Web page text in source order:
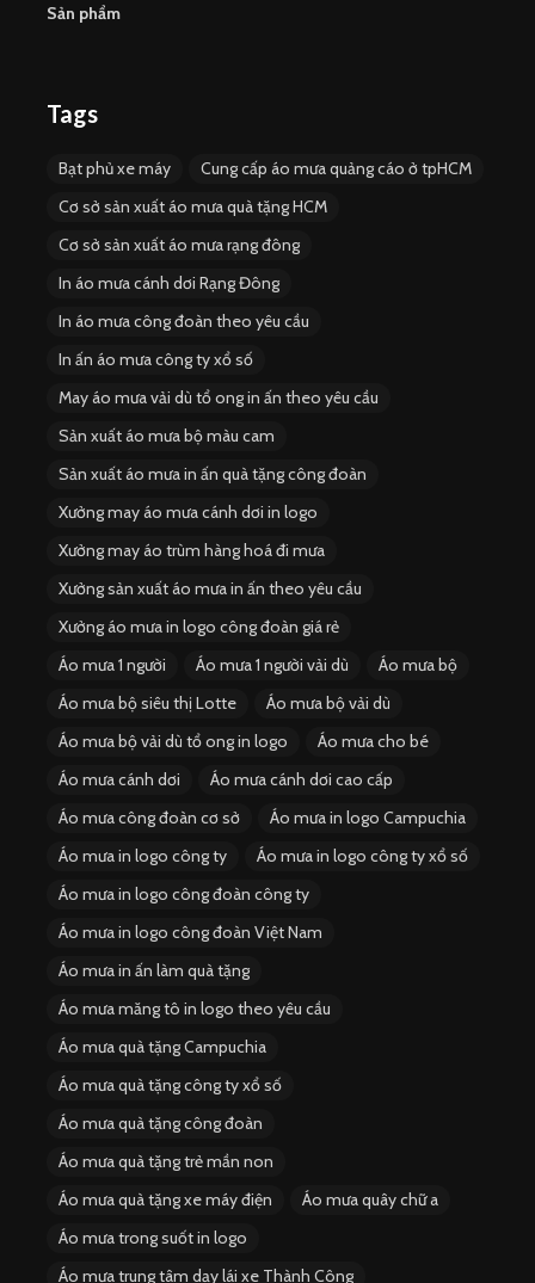
Sản phẩm
Tags
Bạt phủ xe máy
Cung cấp áo mưa quảng cáo ở tpHCM
Cơ sở sản xuất áo mưa quà tặng HCM
Cơ sở sản xuất áo mưa rạng đông
In áo mưa cánh dơi Rạng Đông
In áo mưa công đoàn theo yêu cầu
In ấn áo mưa công ty xổ số
May áo mưa vải dù tổ ong in ấn theo yêu cầu
Sản xuất áo mưa bộ màu cam
Sản xuất áo mưa in ấn quà tặng công đoàn
Xưởng may áo mưa cánh dơi in logo
Xưởng may áo trùm hàng hoá đi mưa
Xưởng sản xuất áo mưa in ấn theo yêu cầu
Xưởng áo mưa in logo công đoàn giá rẻ
Áo mưa 1 người
Áo mưa 1 người vải dù
Áo mưa bộ
Áo mưa bộ siêu thị Lotte
Áo mưa bộ vải dù
Áo mưa bộ vải dù tổ ong in logo
Áo mưa cho bé
Áo mưa cánh dơi
Áo mưa cánh dơi cao cấp
Áo mưa công đoàn cơ sở
Áo mưa in logo Campuchia
Áo mưa in logo công ty
Áo mưa in logo công ty xổ số
Áo mưa in logo công đoàn công ty
Áo mưa in logo công đoàn Việt Nam
Áo mưa in ấn làm quà tặng
Áo mưa măng tô in logo theo yêu cầu
Áo mưa quà tặng Campuchia
Áo mưa quà tặng công ty xổ số
Áo mưa quà tặng công đoàn
Áo mưa quà tặng trẻ mần non
Áo mưa quà tặng xe máy điện
Áo mưa quây chữ a
Áo mưa trong suốt in logo
Áo mưa trung tâm dạy lái xe Thành Công